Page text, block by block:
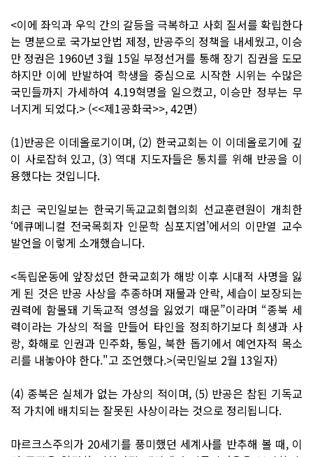
<이에 좌익과 우익 간의 갈등을 극복하고 사회 질서를 확립한다
는 명분으로 국가보안법 제정, 반공주의 정책을 내세웠고, 이승
만 정권은 1960년 3월 15일 부정선거를 통해 장기 집권을 도모
하지만 이에 반발하여 학생을 중심으로 시작한 시위는 수많은
국민들까지 가세하여 4.19혁명을 일으켰고, 이승만 정부는 무
너지게 되었다.> (<<제1공화국>>, 42면)
(1)반공은 이데올로기이며, (2) 한국교회는 이 이데올로기에 깊
이 사로잡혀 있고, (3) 역대 지도자들은 통치를 위해 반공을 이
용했다는 것입니다.
최근 국민일보는 한국기독교교회협의회 선교훈련원이 개최한
‘에큐메니컬 전국목회자 인문학 심포지엄’에서의 이만열 교수
발언을 이렇게 소개했습니다.
<독립운동에 앞장섰던 한국교회가 해방 이후 시대적 사명을 잃
게 된 것은 반공 사상을 추종하며 재물과 안락, 세습이 보장되는
권력에 함몰돼 기독교적 영성을 잃었기 때문”이라며 “종북 세
력이라는 가상의 적을 만들어 타인을 정죄하기보다 희생과 사
랑, 화해로 인권과 민주화, 통일, 북한 돕기에서 예언자적 목소
리를 내놓아야 한다."고 조언했다.>(국민일보 2월 13일자)
(4) 종북은 실체가 없는 가상의 적이며, (5) 반공은 참된 기독교
적 가치에 배치되는 잘못된 사상이라는 것으로 정리됩니다.
마르크스주의가 20세기를 풍미했던 세계사를 반추해 볼 때, 이